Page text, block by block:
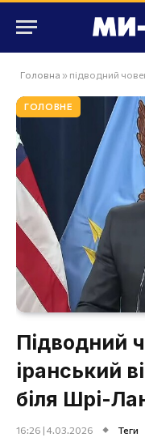
Головна » підводний
ГОЛОВНЕ
Підводний
іранський
біля Шрі-
16:26 | 4.03.2026 Теги